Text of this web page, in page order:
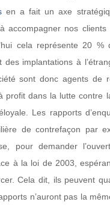
en a fait un axe
accompagner nos clients
cela représente 20 %
implantations à
sont donc agents de
profit dans la lutte contre
Les rapports
de contrefaçon par
pour demander
à la loi de 2003,
Cela dit, ils peuvent
n’auront pas la